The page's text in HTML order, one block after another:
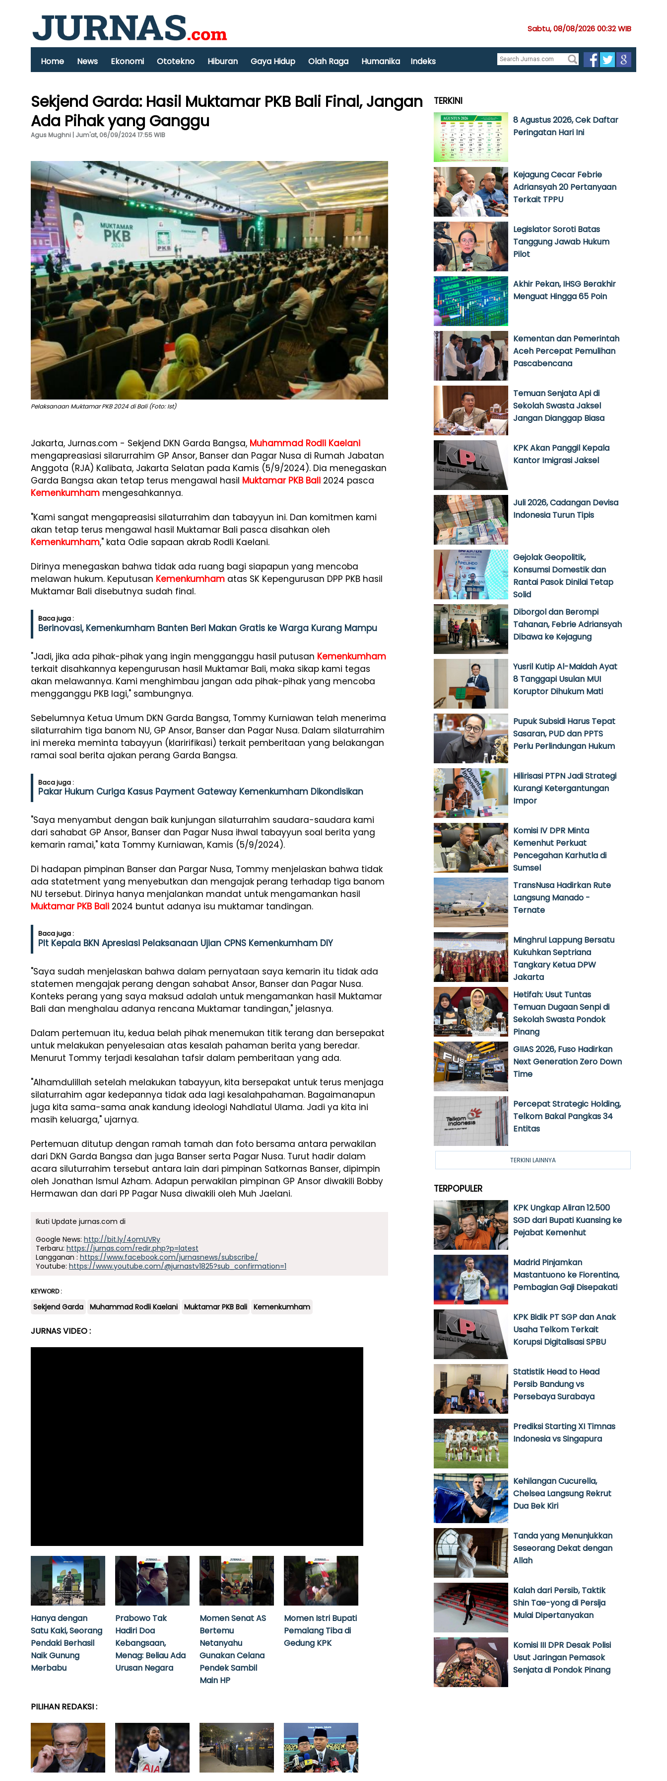
Sabtu, 08/08/2026 00:32 WIB
Home News Ekonomi Ototekno Hiburan Gaya Hidup Olah Raga Humanika Indeks
Sekjend Garda: Hasil Muktamar PKB Bali Final, Jangan
Ada Pihak yang Ganggu
Agus Mughni | Jum'at, 06/09/2024 17:55 WIB
Pelaksanaan Muktamar PKB 2024 di Bali (Foto: Ist)
Jakarta, Jurnas.com - Sekjend DKN Garda Bangsa, Muhammad Rodli Kaelani
mengapreasiasi silarurrahim GP Ansor, Banser dan Pagar Nusa di Rumah Jabatan
Anggota (RJA) Kalibata, Jakarta Selatan pada Kamis (5/9/2024). Dia menegaskan
Garda Bangsa akan tetap terus mengawal hasil Muktamar PKB Bali 2024 pasca
Kemenkumham mengesahkannya.
"Kami sangat mengapreasisi silaturrahim dan tabayyun ini. Dan komitmen kami
akan tetap terus mengawal hasil Muktamar Bali pasca disahkan oleh
Kemenkumham," kata Odie sapaan akrab Rodli Kaelani.
Dirinya menegaskan bahwa tidak ada ruang bagi siapapun yang mencoba
melawan hukum. Keputusan Kemenkumham atas SK Kepengurusan DPP PKB hasil
Muktamar Bali disebutnya sudah final.
Baca juga :
Berinovasi, Kemenkumham Banten Beri Makan Gratis ke Warga Kurang Mampu
"Jadi, jika ada pihak-pihak yang ingin mengganggu hasil putusan Kemenkumham
terkait disahkannya kepengurusan hasil Muktamar Bali, maka sikap kami tegas
akan melawannya. Kami menghimbau jangan ada pihak-pihak yang mencoba
mengganggu PKB lagi," sambungnya.
Sebelumnya Ketua Umum DKN Garda Bangsa, Tommy Kurniawan telah menerima
silaturrahim tiga banom NU, GP Ansor, Banser dan Pagar Nusa. Dalam silaturrahim
ini mereka meminta tabayyun (klaririfikasi) terkait pemberitaan yang belakangan
ramai soal berita ajakan perang Garda Bangsa.
Baca juga :
Pakar Hukum Curiga Kasus Payment Gateway Kemenkumham Dikondisikan
"Saya menyambut dengan baik kunjungan silaturrahim saudara-saudara kami
dari sahabat GP Ansor, Banser dan Pagar Nusa ihwal tabayyun soal berita yang
kemarin ramai," kata Tommy Kurniawan, Kamis (5/9/2024).
Di hadapan pimpinan Banser dan Pargar Nusa, Tommy menjelaskan bahwa tidak
ada statetment yang menyebutkan dan mengajak perang terhadap tiga banom
NU tersebut. Dirinya hanya menjalankan mandat untuk mengamankan hasil
Muktamar PKB Bali 2024 buntut adanya isu muktamar tandingan.
Baca juga :
Plt Kepala BKN Apresiasi Pelaksanaan Ujian CPNS Kemenkumham DIY
"Saya sudah menjelaskan bahwa dalam pernyataan saya kemarin itu tidak ada
statemen mengajak perang dengan sahabat Ansor, Banser dan Pagar Nusa.
Konteks perang yang saya maksud adalah untuk mengamankan hasil Muktamar
Bali dan menghalau adanya rencana Muktamar tandingan," jelasnya.
Dalam pertemuan itu, kedua belah pihak menemukan titik terang dan bersepakat
untuk melakukan penyelesaian atas kesalah pahaman berita yang beredar.
Menurut Tommy terjadi kesalahan tafsir dalam pemberitaan yang ada.
"Alhamdulillah setelah melakukan tabayyun, kita bersepakat untuk terus menjaga
silaturrahim agar kedepannya tidak ada lagi kesalahpahaman. Bagaimanapun
juga kita sama-sama anak kandung ideologi Nahdlatul Ulama. Jadi ya kita ini
masih keluarga," ujarnya.
Pertemuan ditutup dengan ramah tamah dan foto bersama antara perwakilan
dari DKN Garda Bangsa dan juga Banser serta Pagar Nusa. Turut hadir dalam
acara siluturrahim tersebut antara lain dari pimpinan Satkornas Banser, dipimpin
oleh Jonathan Ismul Azham. Adapun perwakilan pimpinan GP Ansor diwakili Bobby
Hermawan dan dari PP Pagar Nusa diwakili oleh Muh Jaelani.
Ikuti Update jurnas.com di
Google News: http://bit.ly/4omUVRy
Terbaru: https://jurnas.com/redir.php?p=latest
Langganan : https://www.facebook.com/jurnasnews/subscribe/
Youtube: https://www.youtube.com/@jurnastv1825?sub_confirmation=1
KEYWORD :
Sekjend Garda Muhammad Rodli Kaelani Muktamar PKB Bali Kemenkumham
JURNAS VIDEO :
Hanya dengan
Satu Kaki, Seorang
Pendaki Berhasil
Naik Gunung
Merbabu
Prabowo Tak
Hadiri Doa
Kebangsaan,
Menag: Beliau Ada
Urusan Negara
Momen Senat AS
Bertemu
Netanyahu
Gunakan Celana
Pendek Sambil
Main HP
Momen Istri Bupati
Pemalang Tiba di
Gedung KPK
PILIHAN REDAKSI :
TERKINI
8 Agustus 2026, Cek Daftar
Peringatan Hari Ini
Kejagung Cecar Febrie
Adriansyah 20 Pertanyaan
Terkait TPPU
Legislator Soroti Batas
Tanggung Jawab Hukum
Pilot
Akhir Pekan, IHSG Berakhir
Menguat Hingga 65 Poin
Kementan dan Pemerintah
Aceh Percepat Pemulihan
Pascabencana
Temuan Senjata Api di
Sekolah Swasta Jaksel
Jangan Dianggap Biasa
KPK Akan Panggil Kepala
Kantor Imigrasi Jaksel
Juli 2026, Cadangan Devisa
Indonesia Turun Tipis
Gejolak Geopolitik,
Konsumsi Domestik dan
Rantai Pasok Dinilai Tetap
Solid
Diborgol dan Berompi
Tahanan, Febrie Adriansyah
Dibawa ke Kejagung
Yusril Kutip Al-Maidah Ayat
8 Tanggapi Usulan MUI
Koruptor Dihukum Mati
Pupuk Subsidi Harus Tepat
Sasaran, PUD dan PPTS
Perlu Perlindungan Hukum
Hilirisasi PTPN Jadi Strategi
Kurangi Ketergantungan
Impor
Komisi IV DPR Minta
Kemenhut Perkuat
Pencegahan Karhutla di
Sumsel
TransNusa Hadirkan Rute
Langsung Manado -
Ternate
Minghrul Lappung Bersatu
Kukuhkan Septriana
Tangkary Ketua DPW
Jakarta
Hetifah: Usut Tuntas
Temuan Dugaan Senpi di
Sekolah Swasta Pondok
Pinang
GIIAS 2026, Fuso Hadirkan
Next Generation Zero Down
Time
Percepat Strategic Holding,
Telkom Bakal Pangkas 34
Entitas
TERKINI LAINNYA
TERPOPULER
KPK Ungkap Aliran 12.500
SGD dari Bupati Kuansing ke
Pejabat Kemenhut
Madrid Pinjamkan
Mastantuono ke Fiorentina,
Pembagian Gaji Disepakati
KPK Bidik PT SGP dan Anak
Usaha Telkom Terkait
Korupsi Digitalisasi SPBU
Statistik Head to Head
Persib Bandung vs
Persebaya Surabaya
Prediksi Starting XI Timnas
Indonesia vs Singapura
Kehilangan Cucurella,
Chelsea Langsung Rekrut
Dua Bek Kiri
Tanda yang Menunjukkan
Seseorang Dekat dengan
Allah
Kalah dari Persib, Taktik
Shin Tae-yong di Persija
Mulai Dipertanyakan
Komisi III DPR Desak Polisi
Usut Jaringan Pemasok
Senjata di Pondok Pinang